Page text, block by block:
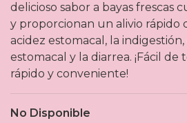
delicioso sabor a bayas frescas
y proporcionan un alivio rápido
acidez estomacal, la
estomacal y la diarrea. ¡Fácil de
rápido y conveniente!
No Disponible